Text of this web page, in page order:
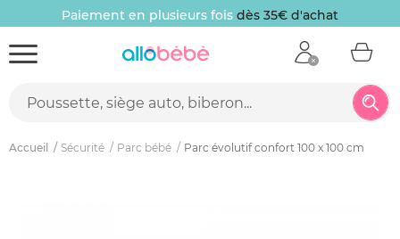
Paiement en plusieurs fois dès 35€ d'achat
Accueil Sécurité Parc bébé Parc évolutif confort 100 x 100 cm